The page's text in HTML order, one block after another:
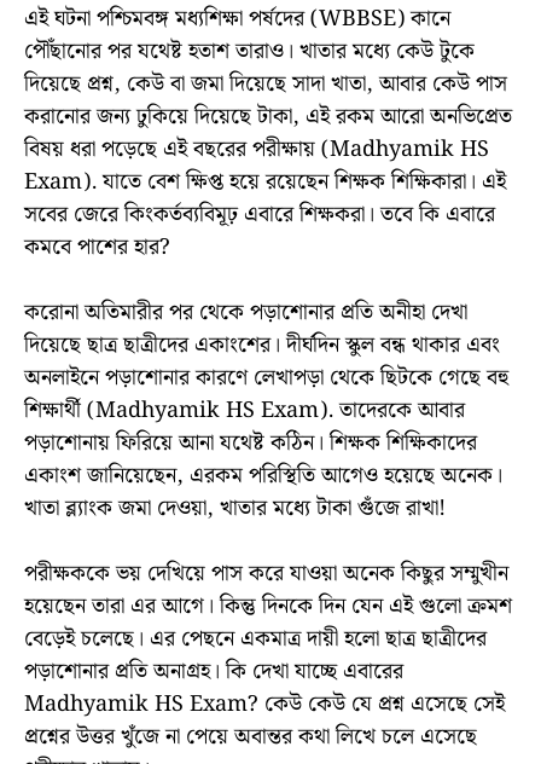
এই ঘটনা পশ্চিমবঙ্গ মধ্যশিক্ষা পর্ষদের (WBBSE) কানে
পৌঁছানোর পর যথেষ্ট হতাশ তারাও। খাতার মধ্যে কেউ টুকে
দিয়েছে প্রশ্ন, কেউ বা জমা দিয়েছে সাদা খাতা, আবার কেউ পাস
করানোর জন্য ঢুকিয়ে দিয়েছে টাকা, এই রকম আরো অনভিপ্রেত
বিষয় ধরা পড়েছে এই বছরের পরীক্ষায় (Madhyamik HS
Exam). যাতে বেশ ক্ষিপ্ত হয়ে রয়েছেন শিক্ষক শিক্ষিকারা। এই
সবের জেরে কিংকর্তব্যবিমূঢ় এবারে শিক্ষকরা। তবে কি এবারে
কমবে পাশের হার?
করোনা অতিমারীর পর থেকে পড়াশোনার প্রতি অনীহা দেখা
দিয়েছে ছাত্র ছাত্রীদের একাংশের। দীর্ঘদিন স্কুল বন্ধ থাকার এবং
অনলাইনে পড়াশোনার কারণে লেখাপড়া থেকে ছিটকে গেছে বহু
শিক্ষার্থী (Madhyamik HS Exam). তাদেরকে আবার
পড়াশোনায় ফিরিয়ে আনা যথেষ্ট কঠিন। শিক্ষক শিক্ষিকাদের
একাংশ জানিয়েছেন, এরকম পরিস্থিতি আগেও হয়েছে অনেক।
খাতা ব্ল্যাংক জমা দেওয়া, খাতার মধ্যে টাকা গুঁজে রাখা!
পরীক্ষককে ভয় দেখিয়ে পাস করে যাওয়া অনেক কিছুর সম্মুখীন
হয়েছেন তারা এর আগে। কিন্তু দিনকে দিন যেন এই গুলো ক্রমশ
বেড়েই চলেছে। এর পেছনে একমাত্র দায়ী হলো ছাত্র ছাত্রীদের
পড়াশোনার প্রতি অনাগ্রহ। কি দেখা যাচ্ছে এবারের
Madhyamik HS Exam? কেউ কেউ যে প্রশ্ন এসেছে সেই
প্রশ্নের উত্তর খুঁজে না পেয়ে অবান্তর কথা লিখে চলে এসেছে